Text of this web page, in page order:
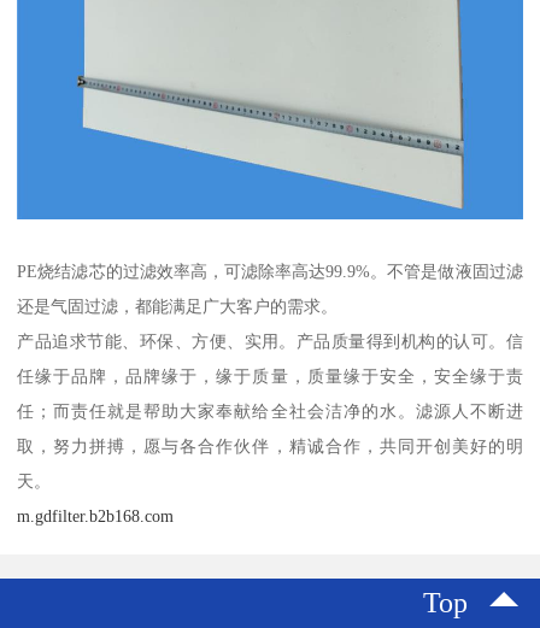
PE烧结滤芯的过滤效率高，可滤除率高达99.9%。不管是做液固过滤
还是气固过滤，都能满足广大客户的需求。
产品追求节能、环保、方便、实用。产品质量得到机构的认可。信
任缘于品牌，品牌缘于，缘于质量，质量缘于安全，安全缘于责
任；而责任就是帮助大家奉献给全社会洁净的水。滤源人不断进
取，努力拼搏，愿与各合作伙伴，精诚合作，共同开创美好的明
天。
m.gdfilter.b2b168.com
Top